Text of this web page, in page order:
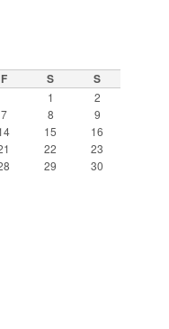
F S S
1
2
7 8
9
15
16
22
23
29
30